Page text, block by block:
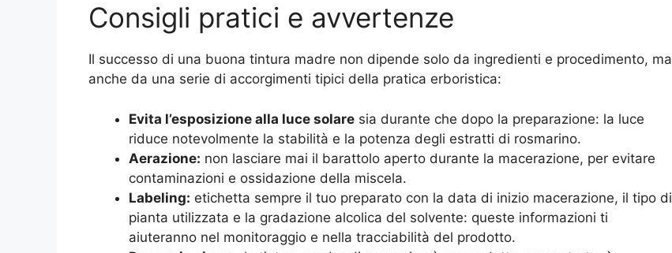
Consigli pratici e avvertenze
Il successo di una buona tintura madre non dipende solo da ingredienti e procedimento, ma
anche da una serie di accorgimenti tipici della pratica erboristica:
Evita l’esposizione alla luce solare sia durante che dopo la preparazione: la luce
riduce notevolmente la stabilità e la potenza degli estratti di rosmarino.
Aerazione: non lasciare mai il barattolo aperto durante la macerazione, per evitare
contaminazioni e ossidazione della miscela.
Labeling: etichetta sempre il tuo preparato con la data di inizio macerazione, il tipo di
pianta utilizzata e la gradazione alcolica del solvente: queste informazioni ti
aiuteranno nel monitoraggio e nella tracciabilità del prodotto.